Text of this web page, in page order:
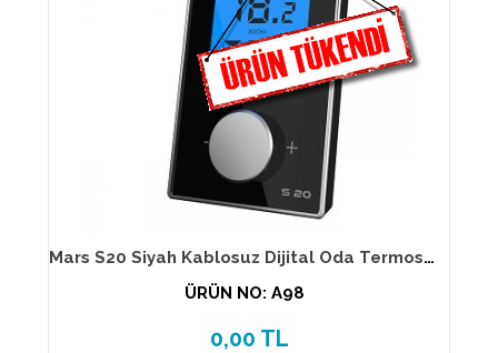
Mars S20 Siyah Kablosuz Dijital Oda Termostatı
ÜRÜN NO: A98
0,00 TL